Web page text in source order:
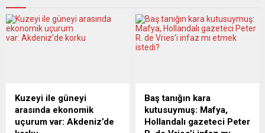
Kuzeyi ile güneyi
arasında ekonomik
uçurum var: Akdeniz’de
Baş tanığın kara
kutusuymuş: Mafya,
Hollandalı gazeteci Peter